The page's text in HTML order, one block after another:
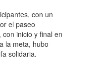
con un
el paseo
inicio y final en
la meta, hubo
solidaria.